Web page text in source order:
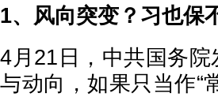
1、风向突变？习也保
4月21日，中共国务
与动向，如果只当作“